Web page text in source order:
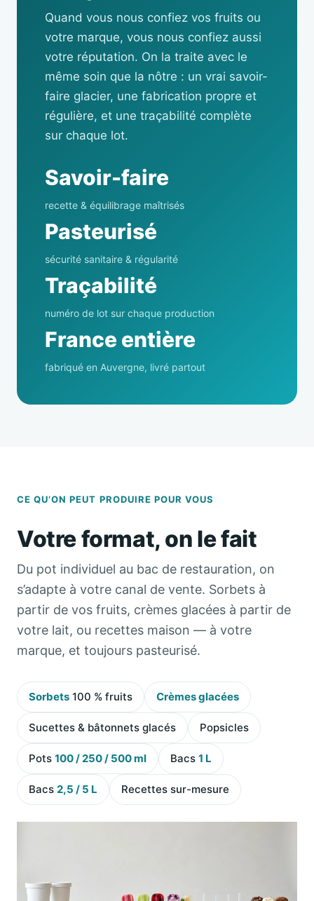
Quand vous nous confiez vos fruits ou
votre marque, vous nous confiez aussi
votre réputation. On la traite avec le
même soin que la nôtre : un vrai savoir-
faire glacier, une fabrication propre et
régulière, et une traçabilité complète
sur chaque lot.
Savoir-faire
recette & équilibrage maîtrisés
Pasteurisé
sécurité sanitaire & régularité
Traçabilité
numéro de lot sur chaque production
France entière
fabriqué en Auvergne, livré partout
CE QU’ON PEUT PRODUIRE POUR VOUS
Votre format, on le fait
Du pot individuel au bac de restauration, on
s’adapte à votre canal de vente. Sorbets à
partir de vos fruits, crèmes glacées à partir de
votre lait, ou recettes maison — à votre
marque, et toujours pasteurisé.
Sorbets 100 % fruits Crèmes glacées
Sucettes & bâtonnets glacés Popsicles
Pots 100 / 250 / 500 ml Bacs 1 L
Bacs 2,5 / 5 L Recettes sur-mesure